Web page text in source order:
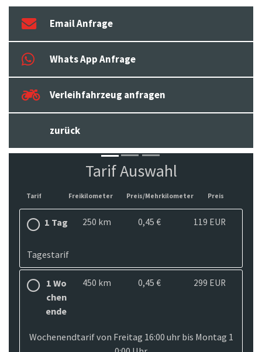
Email Anfrage
Whats App Anfrage
Verleihfahrzeug anfragen
zurück
Tarif Auswahl
Tarif Freikilometer Preis/Mehrkilometer Preis
1 Tag 250 km 0,45 € 119 EUR
Tagestarif
1 Wo
chen
ende
450 km 0,45 € 299 EUR
Wochenendtarif von Freitag 16:00 uhr bis Montag 1